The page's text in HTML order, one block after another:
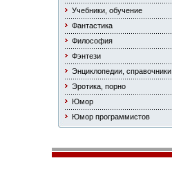
Учебники, обучение
Фантастика
Философия
Фэнтези
Энциклопедии, справочники
Эротика, порно
Юмор
Юмор программистов